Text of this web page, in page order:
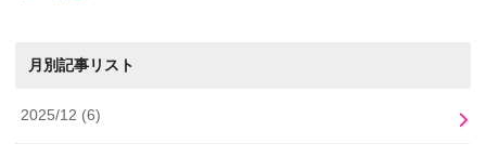
月別記事リスト
2025/12 (6)